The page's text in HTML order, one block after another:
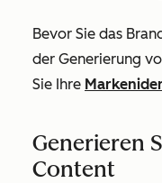
Bevor Sie das
der Generierung
Sie Ihre
Generieren
Content